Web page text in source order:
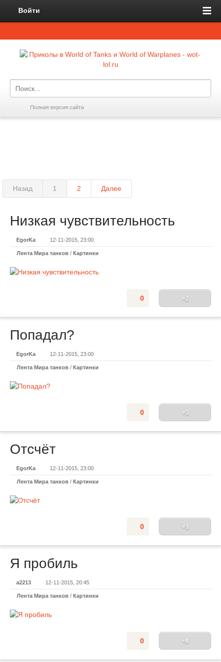
Войти
Полная версия сайта
Назад 1 2 Далее
Низкая чувствительность
EgorKa 12-11-2015, 23:00
Лента Мира танков / Картинки
+2
0
Попадал?
EgorKa 12-11-2015, 23:00
Лента Мира танков / Картинки
+5
0
Отсчёт
EgorKa 12-11-2015, 23:00
Лента Мира танков / Картинки
+3
0
Я пробиль
a2213 12-11-2015, 20:45
Лента Мира танков / Картинки
+8
0